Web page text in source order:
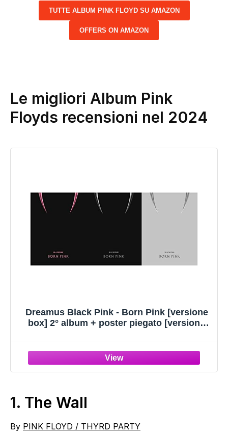
TUTTE ALBUM PINK FLOYD SU AMAZON
OFFERS ON AMAZON
Le migliori Album Pink
Floyds recensioni nel 2024
Dreamus Black Pink - Born Pink [versione
box] 2° album + poster piegato [versione
1. The Wall
By PINK FLOYD / THYRD PARTY